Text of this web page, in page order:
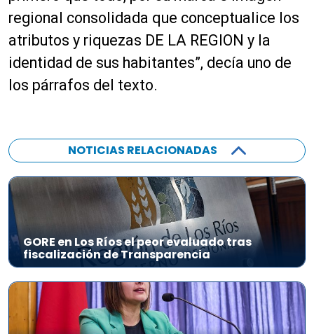
regional consolidada que conceptualice los
atributos y riquezas DE LA REGION y la
identidad de sus habitantes”, decía uno de
los párrafos del texto.
NOTICIAS RELACIONADAS
GORE en Los Ríos el peor evaluado tras
fiscalización de Transparencia